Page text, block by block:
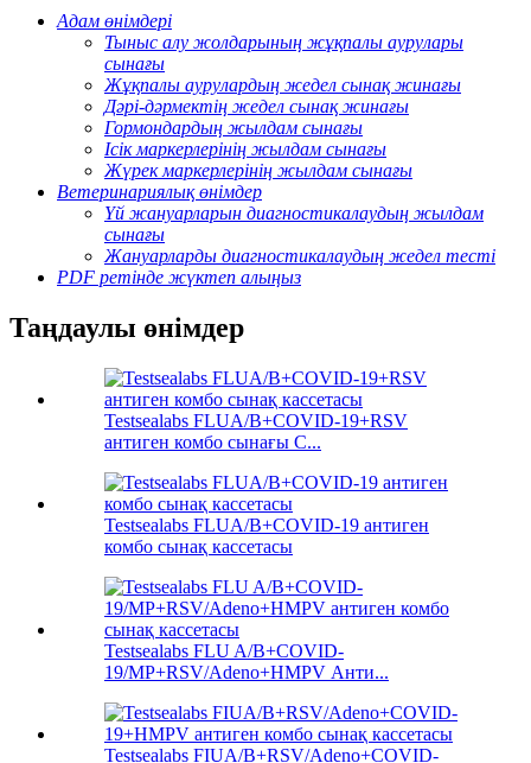
Адам өнімдері
Тыныс алу жолдарының жұқпалы аурулары
сынағы
Жұқпалы аурулардың жедел сынақ жинағы
Дәрі-дәрмектің жедел сынақ жинағы
Гормондардың жылдам сынағы
Ісік маркерлерінің жылдам сынағы
Жүрек маркерлерінің жылдам сынағы
Ветеринариялық өнімдер
Үй жануарларын диагностикалаудың жылдам
сынағы
Жануарларды диагностикалаудың жедел тесті
PDF ретінде жүктеп алыңыз
Таңдаулы өнімдер
Testsealabs FLUA/B+COVID-19+RSV
антиген комбо сынағы C...
Testsealabs FLUA/B+COVID-19 антиген
комбо сынақ кассетасы
Testsealabs FLU A/B+COVID-
19/MP+RSV/Adeno+HMPV Анти...
Testsealabs FIUA/B+RSV/Adeno+COVID-